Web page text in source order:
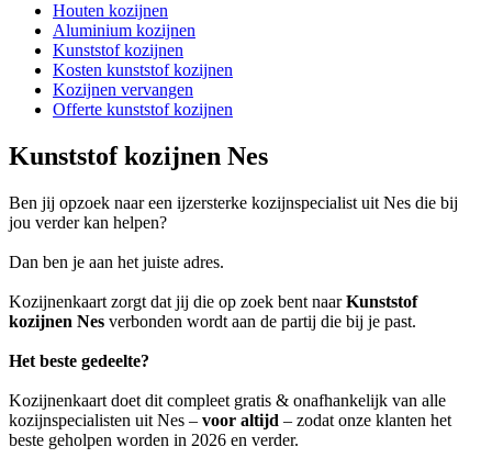
Houten kozijnen
Aluminium kozijnen
Kunststof kozijnen
Kosten kunststof kozijnen
Kozijnen vervangen
Offerte kunststof kozijnen
Kunststof kozijnen Nes
Ben jij opzoek naar een ijzersterke kozijnspecialist uit Nes die bij
jou verder kan helpen?
Dan ben je aan het juiste adres.
Kozijnenkaart zorgt dat jij die op zoek bent naarKunststof
kozijnen Nes verbonden wordt aan de partij die bij je past.
Het beste gedeelte?
Kozijnenkaart doet dit compleet gratis & onafhankelijk van alle
kozijnspecialisten uit Nes – voor altijd – zodat onze klanten het
beste geholpen worden in 2026 en verder.